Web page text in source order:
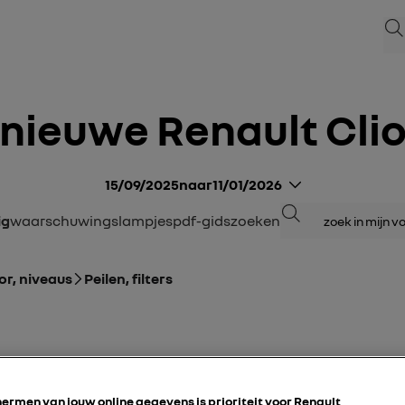
nieuwe Renault Clio
15/09/2025naar11/01/2026
Waarschuwingslampjes pdf-gids zoeken
Zoeken
niveaus Peilen, filters
van jouw online gegevens is prioriteit voor Renault